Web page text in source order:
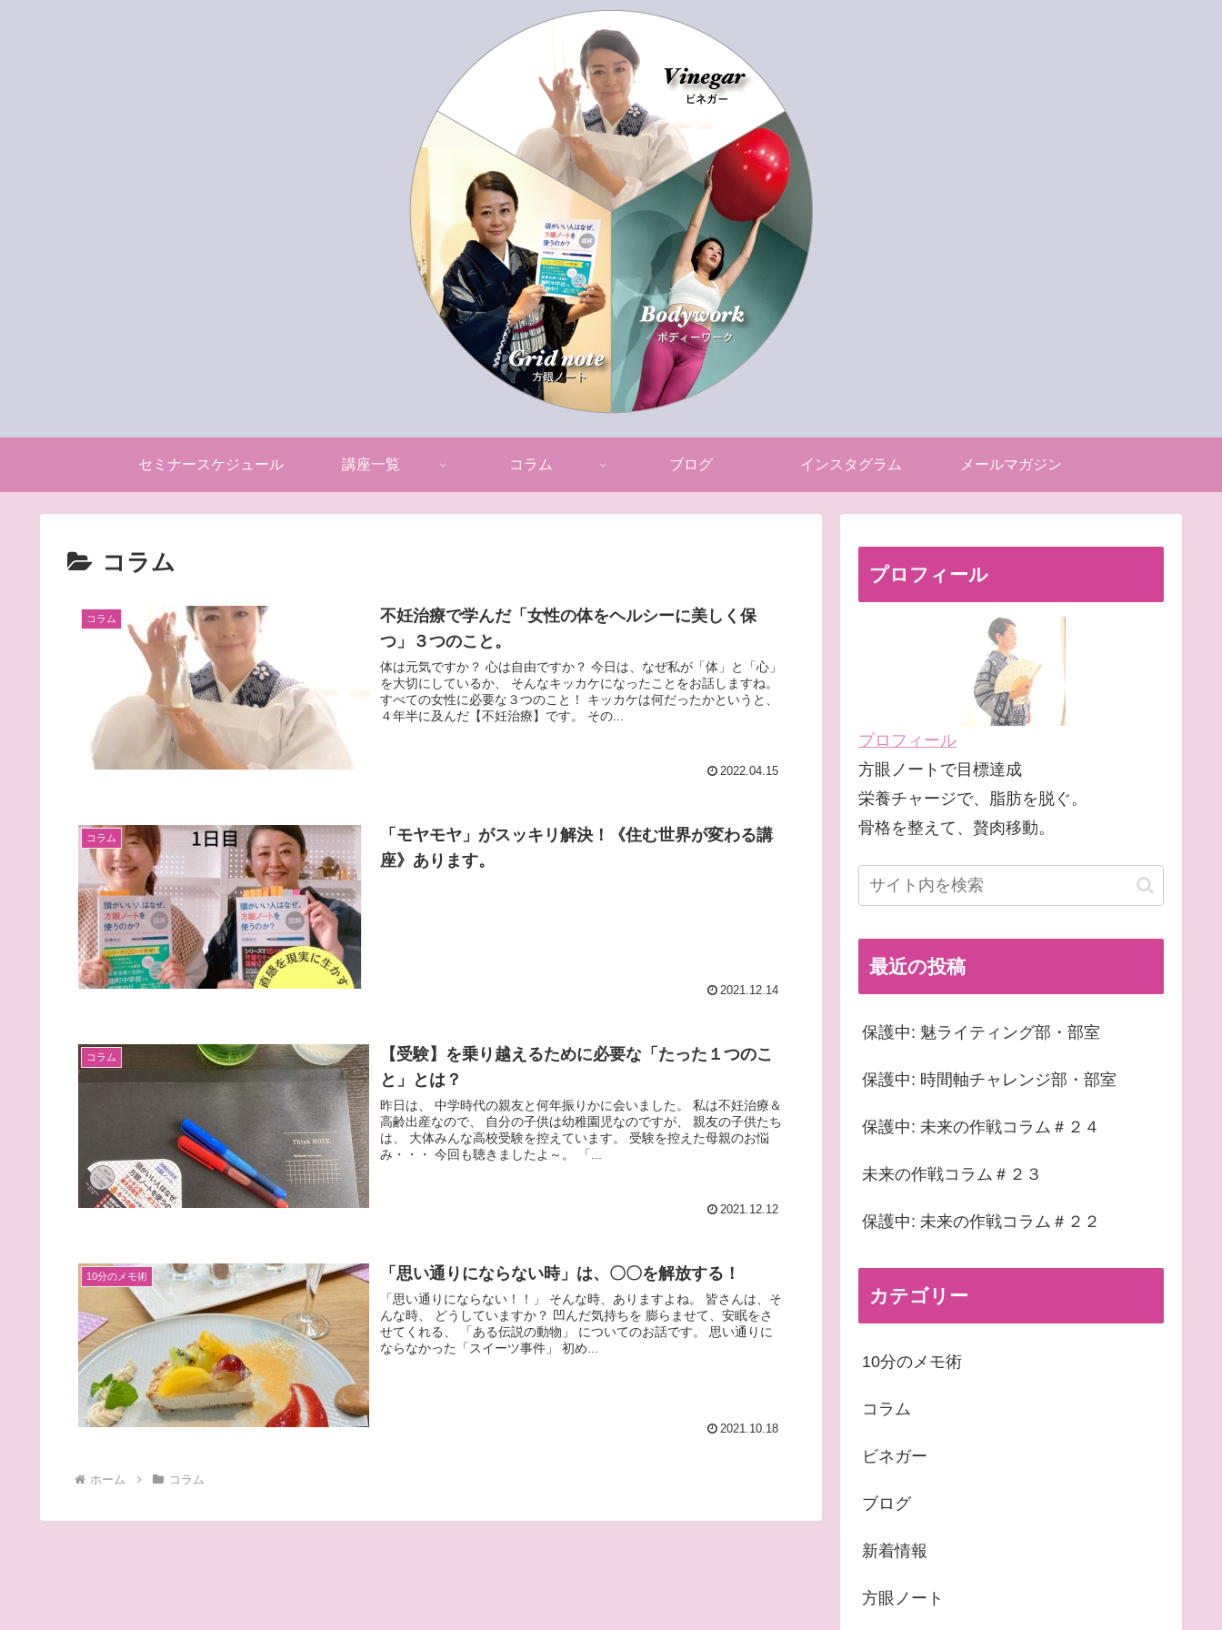
セミナースケジュール 講座一覧 コラム ブログ インスタグラム メールマガジン
コラム
コラム
不妊治療で学んだ「女性の体をヘルシーに美しく保
つ」３つのこと。
体は元気ですか？ 心は自由ですか？ 今日は、なぜ私が「体」と「心」
を大切にしているか、 そんなキッカケになったことをお話しますね。
すべての女性に必要な３つのこと！ キッカケは何だったかというと、
４年半に及んだ【不妊治療】です。 その...
2022.04.15
コラム
「モヤモヤ」がスッキリ解決！《住む世界が変わる講
座》あります。
2021.12.14
コラム
【受験】を乗り越えるために必要な「たった１つのこ
と」とは？
昨日は、 中学時代の親友と何年振りかに会いました。 私は不妊治療＆
高齢出産なので、 自分の子供は幼稚園児なのですが、 親友の子供たち
は、 大体みんな高校受験を控えています。 受験を控えた母親のお悩
み・・・ 今回も聴きましたよ～。 「...
2021.12.12
10分のメモ術 「思い通りにならない時」は、〇〇を解放する！
「思い通りにならない！！」 そんな時、ありますよね。 皆さんは、そ
んな時、 どうしていますか？ 凹んだ気持ちを 膨らませて、安眠をさ
せてくれる、 「ある伝説の動物」 についてのお話です。 思い通りに
ならなかった「スイーツ事件」 初め...
2021.10.18
ホーム コラム
プロフィール
プロフィール
方眼ノートで目標達成
栄養チャージで、脂肪を脱ぐ。
骨格を整えて、贅肉移動。
最近の投稿
保護中: 魅ライティング部・部室
保護中: 時間軸チャレンジ部・部室
保護中: 未来の作戦コラム＃２４
未来の作戦コラム＃２３
保護中: 未来の作戦コラム＃２２
カテゴリー
10分のメモ術
コラム
ビネガー
ブログ
新着情報
方眼ノート